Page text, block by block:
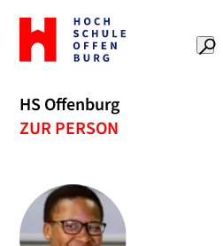
Zur
Startseite
Hochschule
HS Offenburg
ZUR PERSON